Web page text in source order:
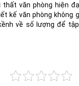
văn phòng hiện
kế văn phòng không
về số lượng để